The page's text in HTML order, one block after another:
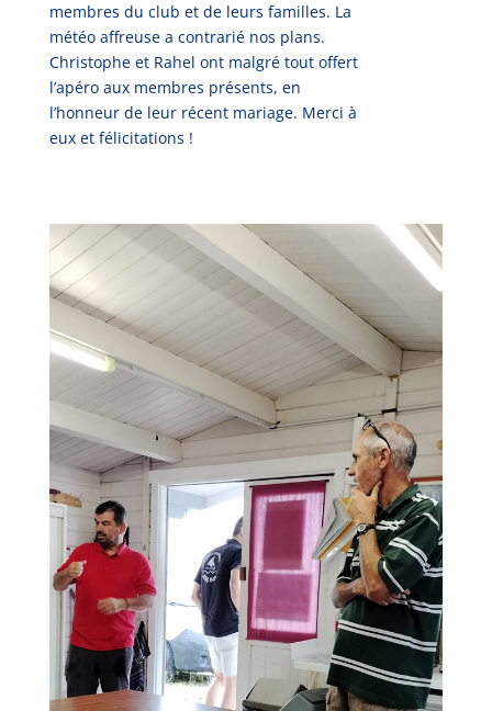
membres du club et de leurs familles. La
météo affreuse a contrarié nos plans.
Christophe et Rahel ont malgré tout offert
l’apéro aux membres présents, en
l’honneur de leur récent mariage. Merci à
eux et félicitations !